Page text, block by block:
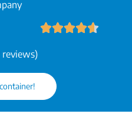
reviews)